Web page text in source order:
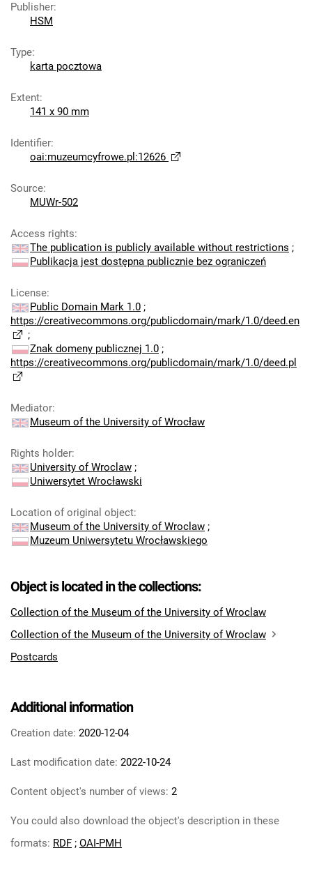
Publisher:
HSM
Type:
karta pocztowa
Extent:
141 x 90 mm
Identifier:
oai:muzeumcyfrowe.pl:12626
Source:
MUWr-502
Access rights:
The publication is publicly available without restrictions ;
Publikacja jest dostępna publicznie bez ograniczeń
License:
Public Domain Mark 1.0 ;
https://creativecommons.org/publicdomain/mark/1.0/deed.en
;
Znak domeny publicznej 1.0 ;
https://creativecommons.org/publicdomain/mark/1.0/deed.pl
Mediator:
Museum of the University of Wrocław
Rights holder:
University of Wroclaw ;
Uniwersytet Wrocławski
Location of original object:
Museum of the University of Wroclaw ;
Muzeum Uniwersytetu Wrocławskiego
Object is located in the collections:
Collection of the Museum of the University of Wroclaw
Collection of the Museum of the University of Wroclaw
Postcards
Additional information
Creation date: 2020-12-04
Last modification date: 2022-10-24
Content object's number of views: 2
You could also download the object's description in these
formats: RDF ; OAI-PMH